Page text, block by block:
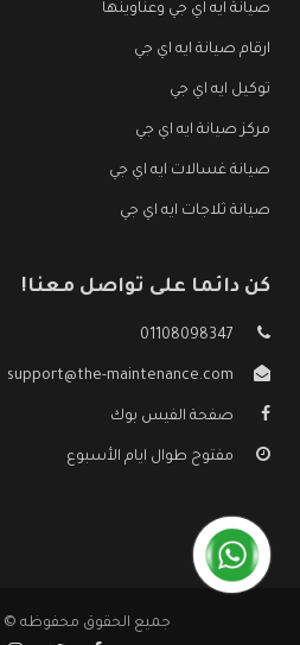
صيانة ايه اي جي وعناوينها
ارقام صيانة ايه اي جي
توكيل ايه اي جي
مركز صيانة ايه اي جي
صيانة غسالات ايه اي جي
صيانة ثلاجات ايه اي جي
كن دائما على تواصل معنا!
01108098347
support@the-maintenance.com
صفحة الفيس بوك
مفتوح طوال ايام الأسبوع
جميع الحقوق محفوظه ©